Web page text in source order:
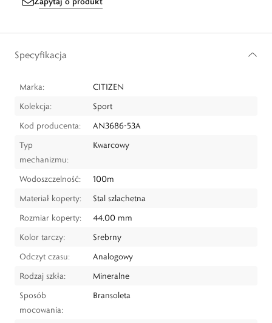
Specyfikacja
Marka:
CITIZEN
Kolekcja:
Sport
Kod producenta:
AN3686-53A
Typ
mechanizmu:
Kwarcowy
Wodoszczelność:
100m
Materiał koperty:
Stal szlachetna
Rozmiar koperty:
44,00 mm
Kolor tarczy:
Srebrny
Odczyt czasu:
Analogowy
Rodzaj szkła:
Mineralne
Sposób
mocowania:
Bransoleta